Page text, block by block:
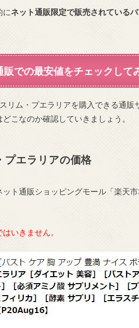
にネット通販限定で販売されている
での最安値をチェックして
リム・プエラリアを購入できる通販
こなのか確認していきましょう。
プエラリアの価格
ト通販ショッピングモール「楽天
いきません。